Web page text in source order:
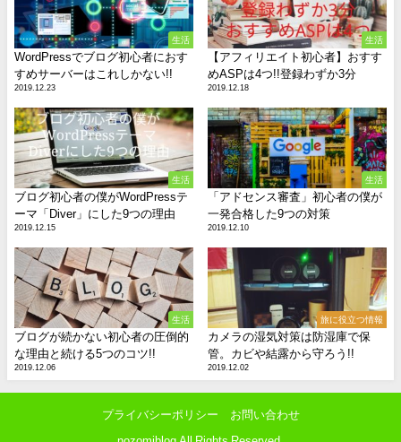
生活
WordPressでブログ初心者におす
すめサーバーはこれしかない!!
2019.12.23
生活
【アフィリエイト初心者】おすす
めASPは4つ!!登録わずか3分
2019.12.18
生活
ブログ初心者の僕がWordPressテ
ーマ「Diver」にした9つの理由
2019.12.15
生活
「アドセンス審査」初心者の僕が
一発合格した9つの対策
2019.12.10
生活
ブログが続かない初心者の圧倒的
な理由と続ける5つのコツ!!
2019.12.06
旅に役立つ情報
カメラの湿気対策は防湿庫で保
管。カビや結露から守ろう!!
2019.12.02
プライバシーポリシー お問い合わせ